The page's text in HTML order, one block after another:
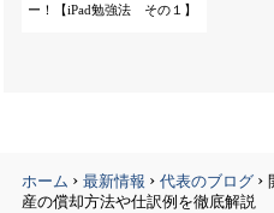
ー！【iPad勉強法 その１】
ホーム › 最新情報 › 代表のブログ ›
産の償却方法や仕訳例を徹底解説